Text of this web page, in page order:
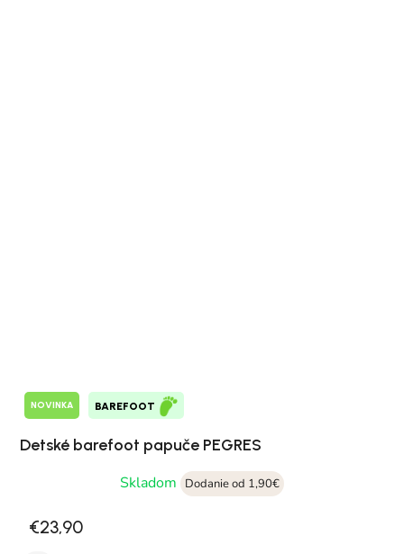
NOVINKA BAREFOOT
Detské barefoot papuče PEGRES
Skladom
Dodanie od 1,90€
€23,90